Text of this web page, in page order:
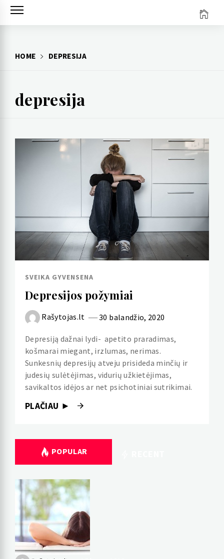
Skip
HOME DEPRESIJA
depresija
SVEIKA GYVENSENA
Depresijos požymiai
Rašytojas.lt 30 balandžio, 2020
Depresiją dažnai lydi- apetito praradimas,
košmarai miegant, irzlumas, nerimas.
Sunkesnių depresijų atveju prisideda minčių ir
judesių sulėtėjimas, vidurių užkietėjimas,
savikaltos idėjos ar net psichotiniai sutrikimai.
PLAČIAU ►
POPULAR